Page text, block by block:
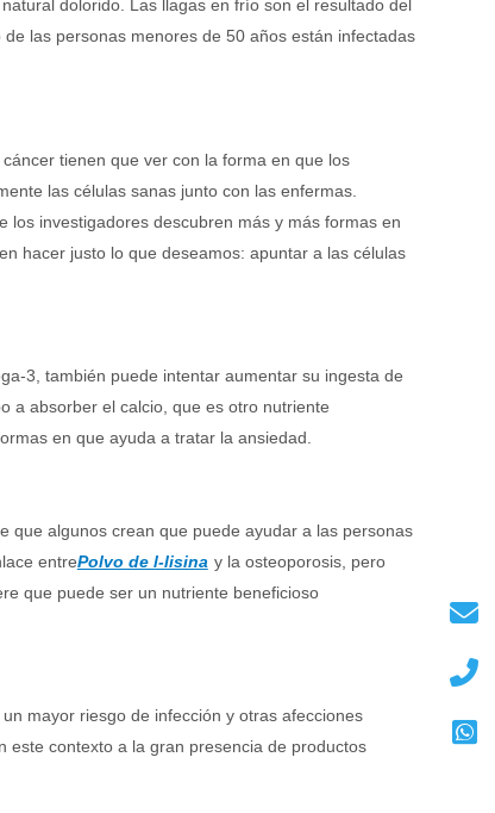
dolorido. Las llagas en frío son el resultado del
las personas menores de 50 años están infectadas
tienen que ver con la forma en que los
las células sanas junto con las enfermas.
investigadores descubren más y más formas en
hacer justo lo que deseamos: apuntar a las células
3, también puede intentar aumentar su ingesta de
a absorber el calcio, que es otro nutriente
en que ayuda a tratar la ansiedad.
que algunos crean que puede ayudar a las personas
entrePolvo de l-lisina y la osteoporosis, pero
que puede ser un nutriente beneficioso
mayor riesgo de infección y otras afecciones
este contexto a la gran presencia de productos